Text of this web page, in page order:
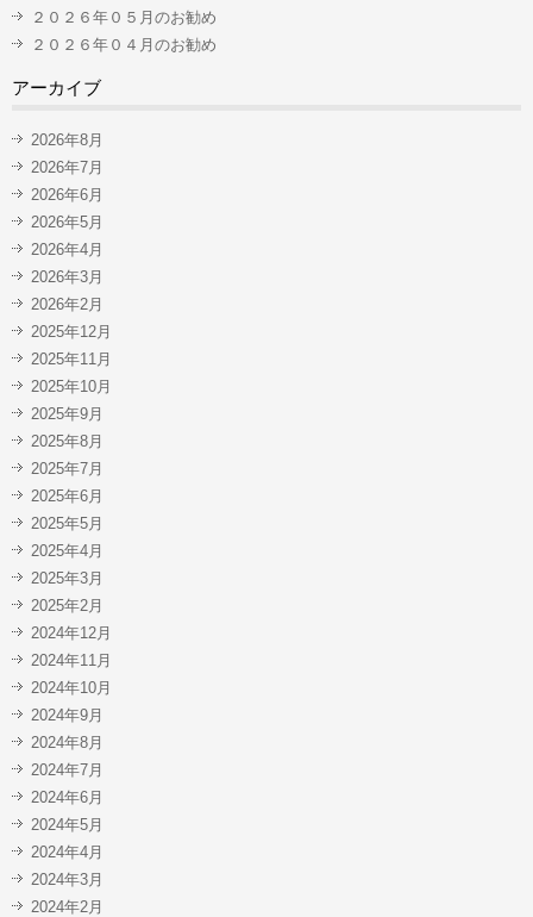
２０２６年０５月のお勧め
２０２６年０４月のお勧め
アーカイブ
2026年8月
2026年7月
2026年6月
2026年5月
2026年4月
2026年3月
2026年2月
2025年12月
2025年11月
2025年10月
2025年9月
2025年8月
2025年7月
2025年6月
2025年5月
2025年4月
2025年3月
2025年2月
2024年12月
2024年11月
2024年10月
2024年9月
2024年8月
2024年7月
2024年6月
2024年5月
2024年4月
2024年3月
2024年2月